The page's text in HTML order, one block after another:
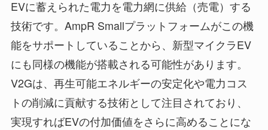
EVに蓄えられた電力を電力網に供給（売電）する
技術です。AmpR Smallプラットフォームがこの機
能をサポートしていることから、新型マイクラEV
にも同様の機能が搭載される可能性があります。
V2Gは、再生可能エネルギーの安定化や電力コス
トの削減に貢献する技術として注目されており、
実現すればEVの付加価値をさらに高めることにな